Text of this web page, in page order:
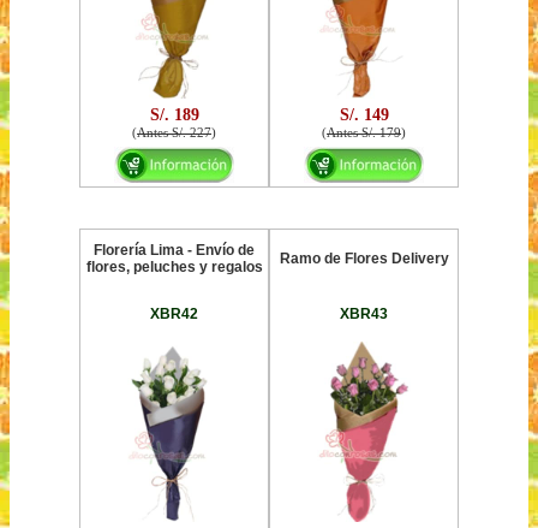
S/. 189
(Antes S/. 227)
S/. 149
(Antes S/. 179)
Florería Lima - Envío de
flores, peluches y regalos
XBR42
Ramo de Flores Delivery
XBR43